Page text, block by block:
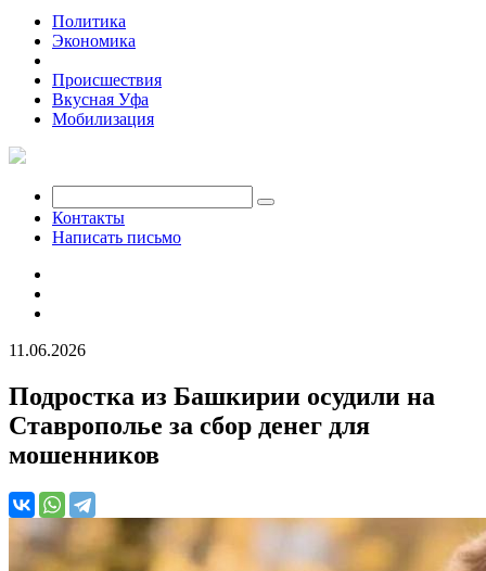
Политика
Экономика
Происшествия
Вкусная Уфа
Мобилизация
Контакты
Написать письмо
11.06.2026
Подростка из Башкирии осудили на
Ставрополье за сбор денег для
мошенников